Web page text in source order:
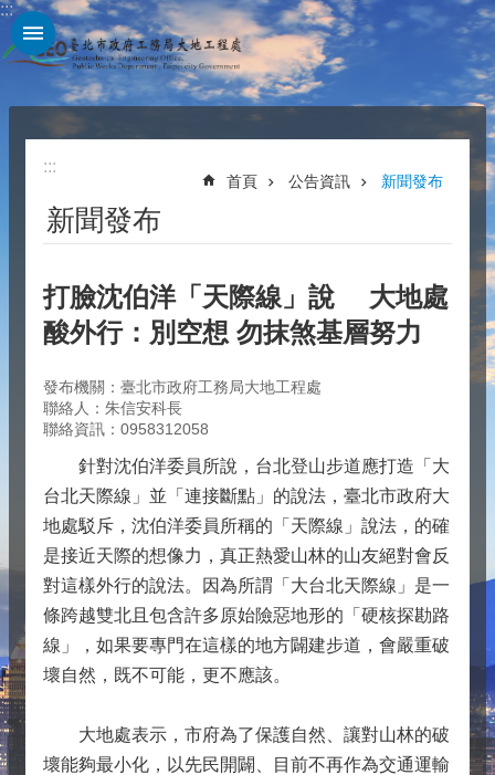
跳到主要內容區塊
:::
:::
首頁 公告資訊 新聞發布
新聞發布
打臉沈伯洋「天際線」說 大地處
酸外行：別空想 勿抹煞基層努力
發布機關：臺北市政府工務局大地工程處
聯絡人：朱信安科長
聯絡資訊：0958312058
針對沈伯洋委員所說，台北登山步道應打造「大
台北天際線」並「連接斷點」的說法，臺北市政府大
地處駁斥，沈伯洋委員所稱的「天際線」說法，的確
是接近天際的想像力，真正熱愛山林的山友絕對會反
對這樣外行的說法。因為所謂「大台北天際線」是一
條跨越雙北且包含許多原始險惡地形的「硬核探勘路
線」，如果要專門在這樣的地方闢建步道，會嚴重破
壞自然，既不可能，更不應該。
大地處表示，市府為了保護自然、讓對山林的破
壞能夠最小化，以先民開闢、目前不再作為交通運輸